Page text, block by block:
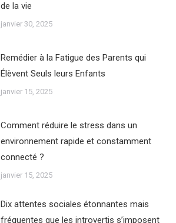
de la vie
janvier 30, 2025
Remédier à la Fatigue des Parents qui
Élèvent Seuls leurs Enfants
janvier 15, 2025
Comment réduire le stress dans un
environnement rapide et constamment
connecté ?
janvier 15, 2025
Dix attentes sociales étonnantes mais
fréquentes que les introvertis s’imposent